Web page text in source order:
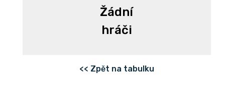
Žádní
hráči
<< Zpět na tabulku